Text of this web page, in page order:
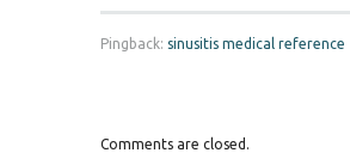
Pingback: sinusitis medical reference
Comments are closed.